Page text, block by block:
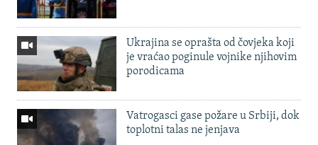
Ukrajina se oprašta od čovjeka koji
je vraćao poginule vojnike njihovim
porodicama
Vatrogasci gase požare u Srbiji, dok
toplotni talas ne jenjava